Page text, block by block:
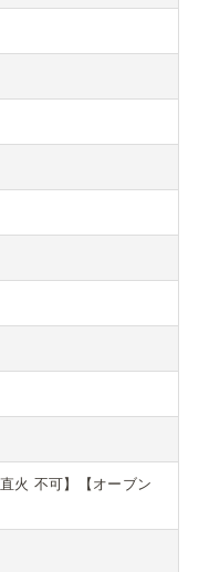
火 不可】【オーブン